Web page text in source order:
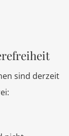
sind derzeit